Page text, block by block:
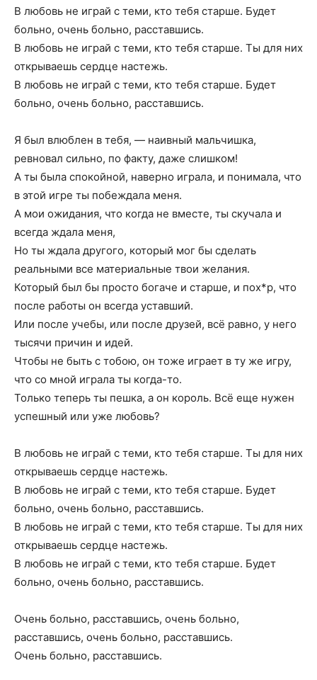
В любовь не играй с теми, кто тебя старше. Будет
больно, очень больно, расставшись.
В любовь не играй с теми, кто тебя старше. Ты для них
открываешь сердце настежь.
В любовь не играй с теми, кто тебя старше. Будет
больно, очень больно, расставшись.
Я был влюблен в тебя, — наивный мальчишка,
ревновал сильно, по факту, даже слишком!
А ты была спокойной, наверно играла, и понимала, что
в этой игре ты побеждала меня.
А мои ожидания, что когда не вместе, ты скучала и
всегда ждала меня,
Но ты ждала другого, который мог бы сделать
реальными все материальные твои желания.
Который был бы просто богаче и старше, и пох*р, что
после работы он всегда уставший.
Или после учебы, или после друзей, всё равно, у него
тысячи причин и идей.
Чтобы не быть с тобою, он тоже играет в ту же игру,
что со мной играла ты когда-то.
Только теперь ты пешка, а он король. Всё еще нужен
успешный или уже любовь?
В любовь не играй с теми, кто тебя старше. Ты для них
открываешь сердце настежь.
В любовь не играй с теми, кто тебя старше. Будет
больно, очень больно, расставшись.
В любовь не играй с теми, кто тебя старше. Ты для них
открываешь сердце настежь.
В любовь не играй с теми, кто тебя старше. Будет
больно, очень больно, расставшись.
Очень больно, расставшись, очень больно,
расставшись, очень больно, расставшись.
Очень больно, расставшись.